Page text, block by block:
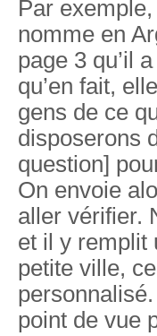
Par
nomme en
page 3 qu’il
qu’en fait,
gens de ce
disposerons
question]
On envoie
aller vérifier.
et il y remplit
petite ville,
point de vue